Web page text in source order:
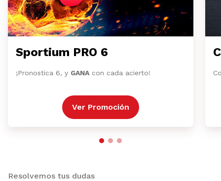
Sportium PRO 6
¡Pronostica 6, y GANA con cada acierto!
Ver Promoción
Resolvemos tus dudas